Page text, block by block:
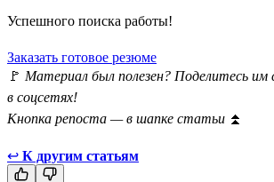
Успешного поиска работы!
Заказать готовое резюме
🚩 Материал был полезен? Поделитесь им
в соцсетях!
Кнопка репоста — в шапке статьи ⏫
↩ К другим статьям